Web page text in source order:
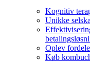
Kognitiv
Unikke
Oplev
Køb